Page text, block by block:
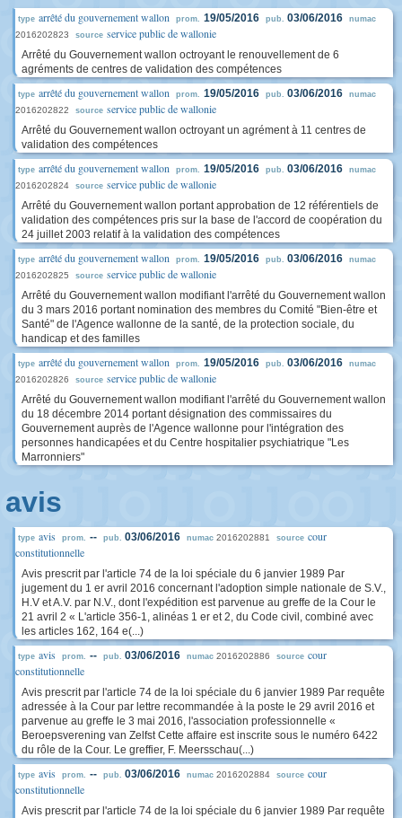
type arrêté du gouvernement wallon prom. 19/05/2016 pub. 03/06/2016 numac
2016202823 source service public de wallonie
Arrêté du Gouvernement wallon octroyant le renouvellement de 6
agréments de centres de validation des compétences
type arrêté du gouvernement wallon prom. 19/05/2016 pub. 03/06/2016 numac
2016202822 source service public de wallonie
Arrêté du Gouvernement wallon octroyant un agrément à 11 centres de
validation des compétences
type arrêté du gouvernement wallon prom. 19/05/2016 pub. 03/06/2016 numac
2016202824 source service public de wallonie
Arrêté du Gouvernement wallon portant approbation de 12 référentiels de
validation des compétences pris sur la base de l'accord de coopération du
24 juillet 2003 relatif à la validation des compétences
type arrêté du gouvernement wallon prom. 19/05/2016 pub. 03/06/2016 numac
2016202825 source service public de wallonie
Arrêté du Gouvernement wallon modifiant l'arrêté du Gouvernement wallon
du 3 mars 2016 portant nomination des membres du Comité "Bien-être et
Santé" de l'Agence wallonne de la santé, de la protection sociale, du
handicap et des familles
type arrêté du gouvernement wallon prom. 19/05/2016 pub. 03/06/2016 numac
2016202826 source service public de wallonie
Arrêté du Gouvernement wallon modifiant l'arrêté du Gouvernement wallon
du 18 décembre 2014 portant désignation des commissaires du
Gouvernement auprès de l'Agence wallonne pour l'intégration des
personnes handicapées et du Centre hospitalier psychiatrique "Les
Marronniers"
avis
type avis prom. -- pub. 03/06/2016 numac 2016202881 source cour
constitutionnelle
Avis prescrit par l'article 74 de la loi spéciale du 6 janvier 1989 Par
jugement du 1 er avril 2016 concernant l'adoption simple nationale de S.V.,
H.V et A.V. par N.V., dont l'expédition est parvenue au greffe de la Cour le
21 avril 2 « L'article 356-1, alinéas 1 er et 2, du Code civil, combiné avec
les articles 162, 164 e(...)
type avis prom. -- pub. 03/06/2016 numac 2016202886 source cour
constitutionnelle
Avis prescrit par l'article 74 de la loi spéciale du 6 janvier 1989 Par requête
adressée à la Cour par lettre recommandée à la poste le 29 avril 2016 et
parvenue au greffe le 3 mai 2016, l'association professionnelle «
Beroepsverening van Zelfst Cette affaire est inscrite sous le numéro 6422
du rôle de la Cour. Le greffier, F. Meersschau(...)
type avis prom. -- pub. 03/06/2016 numac 2016202884 source cour
constitutionnelle
Avis prescrit par l'article 74 de la loi spéciale du 6 janvier 1989 Par requête